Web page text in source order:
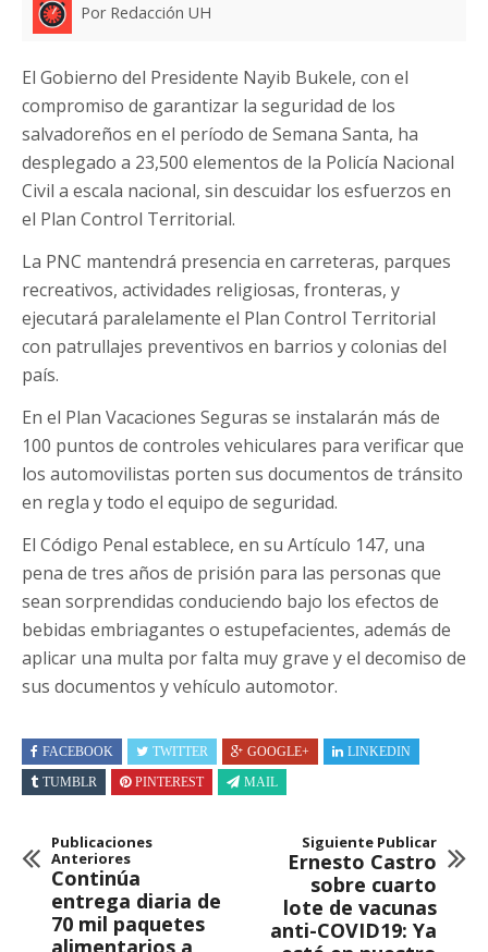
Por Redacción UH
El Gobierno del Presidente Nayib Bukele, con el
compromiso de garantizar la seguridad de los
salvadoreños en el período de Semana Santa, ha
desplegado a 23,500 elementos de la Policía Nacional
Civil a escala nacional, sin descuidar los esfuerzos en
el Plan Control Territorial.
La PNC mantendrá presencia en carreteras, parques
recreativos, actividades religiosas, fronteras, y
ejecutará paralelamente el Plan Control Territorial
con patrullajes preventivos en barrios y colonias del
país.
En el Plan Vacaciones Seguras se instalarán más de
100 puntos de controles vehiculares para verificar que
los automovilistas porten sus documentos de tránsito
en regla y todo el equipo de seguridad.
El Código Penal establece, en su Artículo 147, una
pena de tres años de prisión para las personas que
sean sorprendidas conduciendo bajo los efectos de
bebidas embriagantes o estupefacientes, además de
aplicar una multa por falta muy grave y el decomiso de
sus documentos y vehículo automotor.
FACEBOOK TWITTER GOOGLE+
LINKEDIN
TUMBLR
PINTEREST MAIL
Publicaciones
Anteriores
Continúa
entrega diaria de
70 mil paquetes
alimentarios a
Siguiente Publicar
Ernesto Castro
sobre cuarto
lote de vacunas
anti-COVID19: Ya